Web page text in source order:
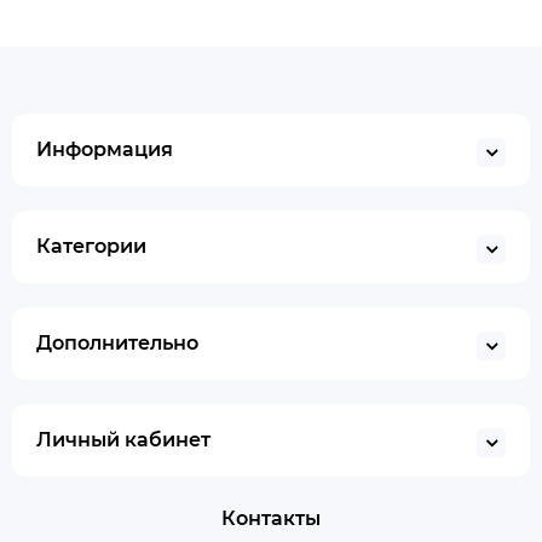
Информация
Категории
Дополнительно
Личный кабинет
Контакты